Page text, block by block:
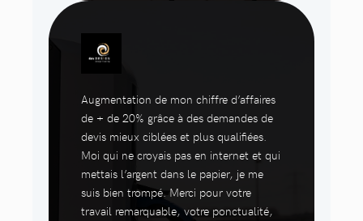
Augmentation de mon chiffre d’affaires
de + de 20% grâce à des demandes de
devis mieux ciblées et plus qualifiées.
Moi qui ne croyais pas en internet et qui
mettais l’argent dans le papier, je me
suis bien trompé. Merci pour votre
travail remarquable, votre ponctualité,